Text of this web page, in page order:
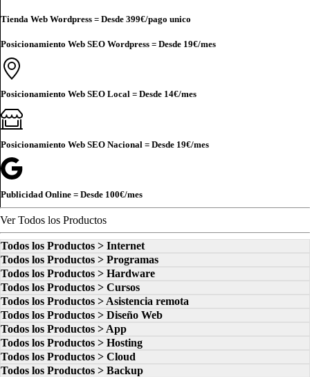
Tienda Web Wordpress = Desde 399€/pago unico
Posicionamiento Web SEO Wordpress = Desde 19€/mes
Posicionamiento Web SEO Local = Desde 14€/mes
Posicionamiento Web SEO Nacional = Desde 19€/mes
Publicidad Online = Desde 100€/mes
Ver Todos los Productos
Todos los Productos > Internet
Todos los Productos > Programas
Todos los Productos > Hardware
Todos los Productos > Cursos
Todos los Productos > Asistencia remota
Todos los Productos > Diseño Web
Todos los Productos > App
Todos los Productos > Hosting
Todos los Productos > Cloud
Todos los Productos > Backup